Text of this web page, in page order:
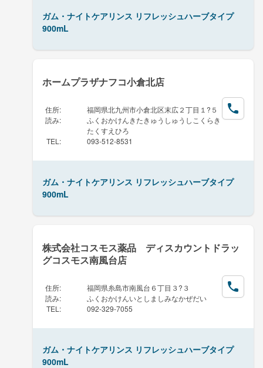
ガム・ナイトケアリンス リフレッシュハーブタイプ
900mL
ホームプラザナフコ小倉北店
住所:
福岡県北九州市小倉北区末広２丁目１?５
読み:
ふくおかけんきたきゅうしゅうしこくらき
たくすえひろ
TEL : 093-512-8531
ガム・ナイトケアリンス リフレッシュハーブタイプ
900mL
株式会社コスモス薬品 ディスカウントドラッ
グコスモス南風台店
住所:
福岡県糸島市南風台６丁目３?３
読み:
ふくおかけんいとしましみなかぜだい
TEL : 092-329-7055
ガム・ナイトケアリンス リフレッシュハーブタイプ
900mL